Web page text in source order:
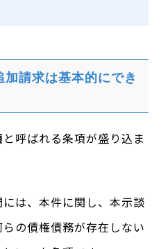
請求は基本的にでき
と呼ばれる条項が盛り込ま
には、本件に関し、本示談
の債権債務が存在しない